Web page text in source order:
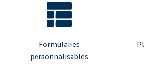
Formulaires
personnalisables